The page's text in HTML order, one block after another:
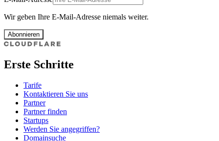
Wir geben Ihre E-Mail-Adresse niemals weiter.
Abonnieren
Erste Schritte
Tarife
Kontaktieren Sie uns
Partner
Partner finden
Startups
Werden Sie angegriffen?
Domainsuche